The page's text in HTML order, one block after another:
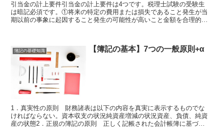
引当金の計上要件引当金の計上要件は4つです。税理士試験の受験生
は暗記必須です。①将来の特定の費用または損失であること発生が当
期以前の事象に起因すること発生の可能性が高いこと金額を合理的に
簿記の基礎知識 【簿記の基本】7つの一般原則+α
1．真実性の原則 財務諸表は以下の内容を真実に表示するものでな
ければならない。資本収支の状況純資産増減の状況資産、負債、純資
産の状態2．正規の簿記の原則 正しく記帳された会計帳簿に基づき